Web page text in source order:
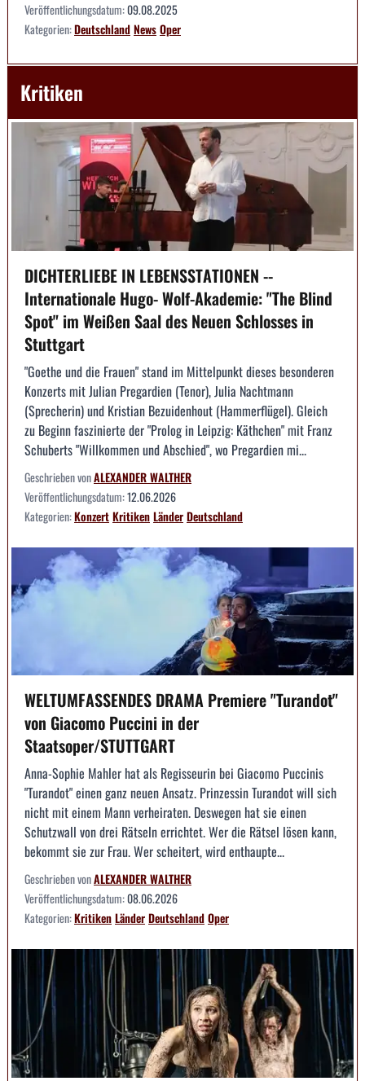
Veröffentlichungsdatum:09.08.2025
Kategorien:DeutschlandNewsOper
Kritiken
DICHTERLIEBE IN LEBENSSTATIONEN --
Internationale Hugo- Wolf-Akademie: "The Blind
Spot" im Weißen Saal des Neuen Schlosses in
Stuttgart
"Goethe und die Frauen" stand im Mittelpunkt dieses besonderen
Konzerts mit Julian Pregardien (Tenor), Julia Nachtmann
(Sprecherin) und Kristian Bezuidenhout (Hammerflügel). Gleich
zu Beginn faszinierte der "Prolog in Leipzig: Käthchen" mit Franz
Schuberts "Willkommen und Abschied", wo Pregardien mi...
Geschrieben vonALEXANDER WALTHER
Veröffentlichungsdatum:12.06.2026
Kategorien:KonzertKritikenLänderDeutschland
WELTUMFASSENDES DRAMA Premiere "Turandot"
von Giacomo Puccini in der
Staatsoper/STUTTGART
Anna-Sophie Mahler hat als Regisseurin bei Giacomo Puccinis
"Turandot" einen ganz neuen Ansatz. Prinzessin Turandot will sich
nicht mit einem Mann verheiraten. Deswegen hat sie einen
Schutzwall von drei Rätseln errichtet. Wer die Rätsel lösen kann,
bekommt sie zur Frau. Wer scheitert, wird enthaupte...
Geschrieben vonALEXANDER WALTHER
Veröffentlichungsdatum:08.06.2026
Kategorien:KritikenLänderDeutschlandOper